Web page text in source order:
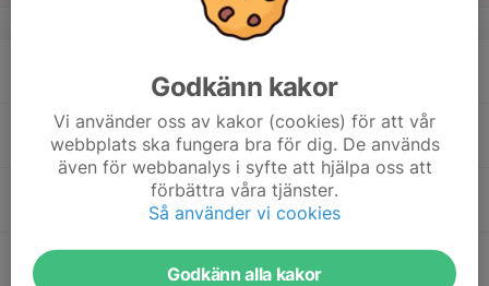
v.34
Tor
Godkänn kakor
Vi använder oss av kakor (cookies) för att vår
webbplats ska fungera bra för dig. De används
även för webbanalys i syfte att hjälpa oss att
förbättra våra tjänster.
Så använder vi cookies
Godkänn alla kakor